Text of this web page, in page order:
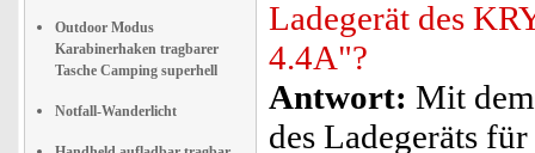
Outdoor Modus
Karabinerhaken tragbarer
Tasche Camping superhell
Notfall-Wanderlicht
Ladegerät des
4.4A"?
Antwort: Mit
des Ladegeräts